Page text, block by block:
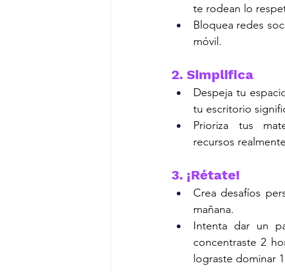
te rodean lo
Bloquea redes
móvil.
2. Simplifica
Despeja tu
tu escritorio
Prioriza tus
recursos
3. ¡Rétate!
Crea desafíos
mañana.
Intenta dar un
concentraste 2
lograste dominar